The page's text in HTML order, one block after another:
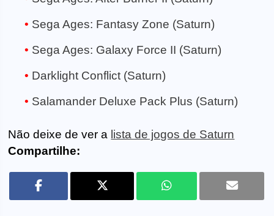
Sega Ages: Fantasy Zone (Saturn)
Sega Ages: Galaxy Force II (Saturn)
Darklight Conflict (Saturn)
Salamander Deluxe Pack Plus (Saturn)
Não deixe de ver a lista de jogos de Saturn
Compartilhe: